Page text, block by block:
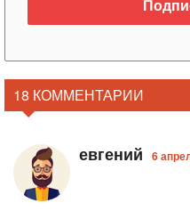
18 КОММЕНТАРИИ
евгений 6